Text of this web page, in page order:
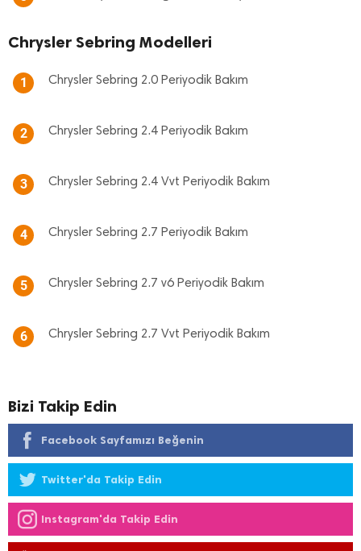
Chrysler Sebring Modelleri
1 Chrysler Sebring 2.0 Periyodik Bakım
2 Chrysler Sebring 2.4 Periyodik Bakım
3 Chrysler Sebring 2.4 Vvt Periyodik Bakım
4 Chrysler Sebring 2.7 Periyodik Bakım
5 Chrysler Sebring 2.7 v6 Periyodik Bakım
6 Chrysler Sebring 2.7 Vvt Periyodik Bakım
Bizi Takip Edin
Facebook Sayfamızı Beğenin
Twitter'da Takip Edin
Instagram'da Takip Edin